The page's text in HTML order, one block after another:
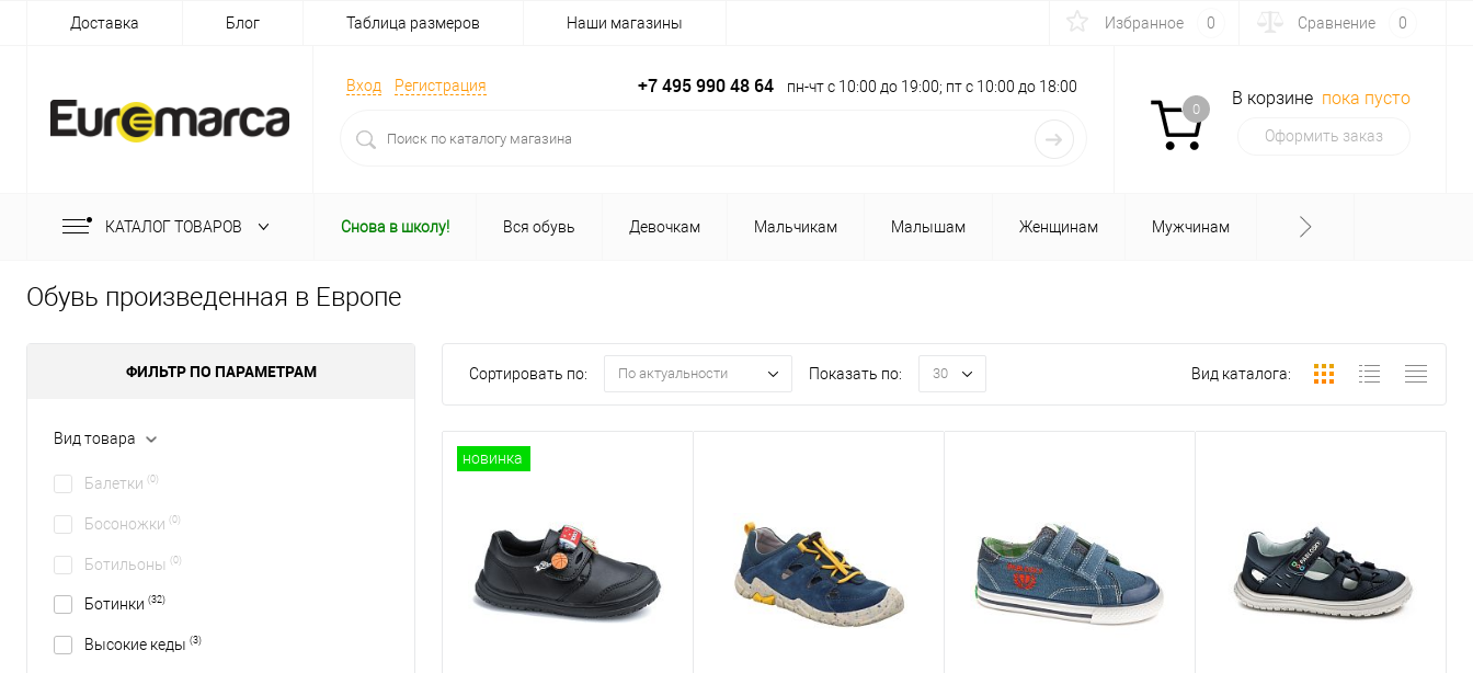
Доставка Блог Таблица размеров Наши магазины Избранное 0 Сравнение 0
Вход Регистрация +7 495 990 48 64 пн-чт с 10:00 до 19:00; пт с 10:00 до 18:00
0
В корзине пока пусто
Оформить заказ
КАТАЛОГ ТОВАРОВ Снова в школу! Вся обувь Девочкам Мальчикам Малышам Женщинам Мужчинам
Обувь произведенная в Европе
ФИЛЬТР ПО ПАРАМЕТРАМ
Вид товара
Балетки (0)
Босоножки (0)
Ботильоны (0)
Ботинки (32)
Высокие кеды (3)
Сортировать по: По актуальности Показать по: 30 Вид каталога:
новинка